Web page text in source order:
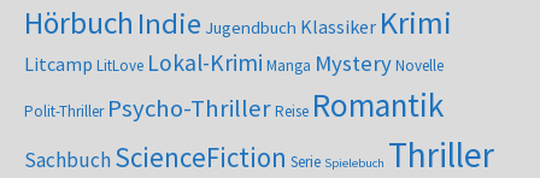
Hörbuch Indie Jugendbuch Klassiker Krimi
Litcamp LitLove Lokal-Krimi Manga MysteryNovelle
Polit-Thriller Psycho-ThrillerReise Romantik
SachbuchScienceFiction Serie Spielebuch Thriller